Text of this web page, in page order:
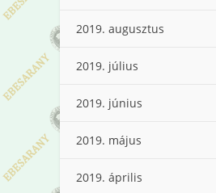
2019. augusztus
2019. július
2019. június
2019. május
2019. április